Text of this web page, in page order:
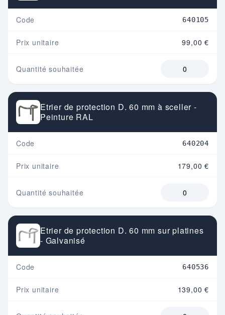
Code 640105
Prix unitaire 99,00 €
Quantité souhaitée
Etrier de protection D. 60 mm à sceller -
Peinture RAL
Code 640204
Prix unitaire 179,00 €
Quantité souhaitée
Etrier de protection D. 60 mm sur platines
- Galvanisé
Code 640536
Prix unitaire 139,00 €